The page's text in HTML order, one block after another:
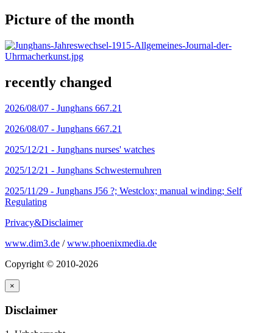
Picture of the month
recently changed
2026/08/07 - Junghans 667.21
2026/08/07 - Junghans 667.21
2025/12/21 - Junghans nurses' watches
2025/12/21 - Junghans Schwesternuhren
2025/11/29 - Junghans J56 ?; Westclox; manual winding; Self
Regulating
Privacy&Disclaimer
www.dim3.de /www.phoenixmedia.de
Copyright © 2010-2026
×
Disclaimer